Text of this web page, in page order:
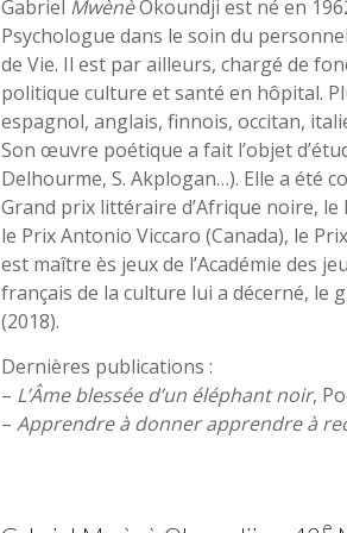
Gabriel MwènèOkoundji est né en
Psychologue dans le soin du
de Vie. Il est par ailleurs, chargé de
politique culture et santé en hôpital.
espagnol, anglais, finnois, occitan,
Son œuvre poétique a fait l’objet
Delhourme, S. Akplogan…). Elle a été
Grand prix littéraire d’Afrique noire,
le Prix Antonio Viccaro (Canada), le
est maître ès jeux de l’Académie des
français de la culture lui a décerné, le
(2018).
Dernières publications :
– L’Âme blessée d’un éléphant noir,
– Apprendre à donner apprendre à
e